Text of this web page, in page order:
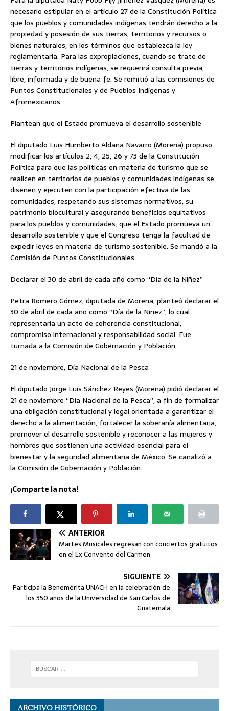
necesario estipular en el artículo 27 de la Constitución Política
que los pueblos y comunidades indígenas tendrán derecho a la
propiedad y posesión de sus tierras, territorios y recursos o
bienes naturales, en los términos que establezca la ley
reglamentaria. Para las expropiaciones, cuando se trate de
tierras y territorios indígenas, se requerirá consulta previa,
libre, informada y de buena fe. Se remitió a las comisiones de
Puntos Constitucionales y de Pueblos Indígenas y
Afromexicanos.
Plantean que el Estado promueva el desarrollo sostenible
El diputado Luis Humberto Aldana Navarro (Morena) propuso
modificar los artículos 2, 4, 25, 26 y 73 de la Constitución
Política para que las políticas en materia de turismo que se
realicen en territorios de pueblos y comunidades indígenas se
diseñen y ejecuten con la participación efectiva de las
comunidades, respetando sus sistemas normativos, su
patrimonio biocultural y asegurando beneficios equitativos
para los pueblos y comunidades; que el Estado promueva un
desarrollo sostenible y que el Congreso tenga la facultad de
expedir leyes en materia de turismo sostenible. Se mandó a la
Comisión de Puntos Constitucionales.
Declarar el 30 de abril de cada año como “Día de la Niñez”
Petra Romero Gómez, diputada de Morena, planteó declarar el
30 de abril de cada año como “Día de la Niñez”, lo cual
representaría un acto de coherencia constitucional,
compromiso internacional y responsabilidad social. Fue
turnada a la Comisión de Gobernación y Población.
21 de noviembre, Día Nacional de la Pesca
El diputado Jorge Luis Sánchez Reyes (Morena) pidió declarar el
21 de noviembre “Día Nacional de la Pesca”, a fin de formalizar
una obligación constitucional y legal orientada a garantizar el
derecho a la alimentación, fortalecer la soberanía alimentaria,
promover el desarrollo sostenible y reconocer a las mujeres y
hombres que sostienen una actividad esencial para el
bienestar y la seguridad alimentaria de México. Se canalizó a
la Comisión de Gobernación y Población.
¡Comparte la nota!
ANTERIOR
Martes Musicales regresan con conciertos gratuitos
en el Ex Convento del Carmen
SIGUIENTE
Participa la Benemérita UNACH en la celebración de
los 350 años de la Universidad de San Carlos de
Guatemala
ARCHIVO HISTÓRICO